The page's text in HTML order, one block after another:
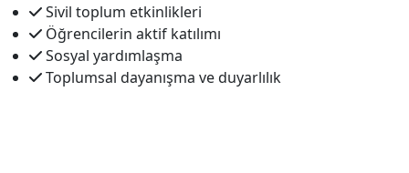
Sivil toplum etkinlikleri
Öğrencilerin aktif katılımı
Sosyal yardımlaşma
Toplumsal dayanışma ve duyarlılık